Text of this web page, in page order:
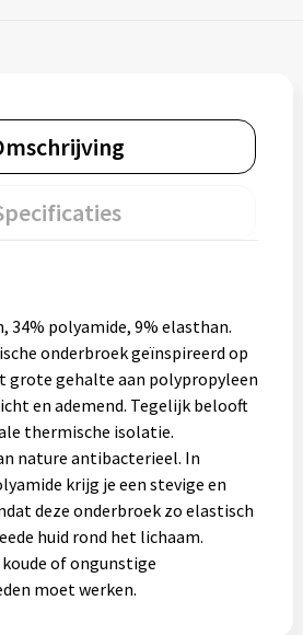
34% polyamide, 9% elasthan.
onderbroek geïnspireerd op
grote gehalte aan polypropyleen
en ademend. Tegelijk belooft
thermische isolatie.
nature antibacterieel. In
krijg je een stevige en
deze onderbroek zo elastisch
huid rond het lichaam.
of ongunstige
moet werken.